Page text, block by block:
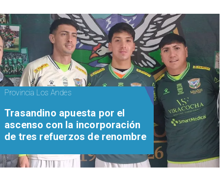
Provincia Los Andes
Trasandino apuesta por el
ascenso con la incorporación
de tres refuerzos de renombre